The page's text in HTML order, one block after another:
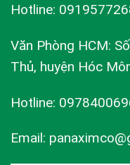
Hotline:
Văn Phòng HCM:
Thủ, huyện Hóc
Hotline:
Email: